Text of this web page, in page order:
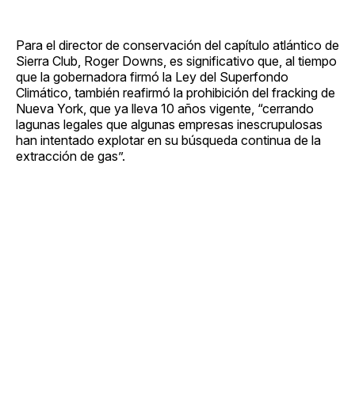
Para el director de conservación del capítulo atlántico de
Sierra Club, Roger Downs, es significativo que, al tiempo
que la gobernadora firmó la Ley del Superfondo
Climático, también reafirmó la prohibición del fracking de
Nueva York, que ya lleva 10 años vigente, “cerrando
lagunas legales que algunas empresas inescrupulosas
han intentado explotar en su búsqueda continua de la
extracción de gas”.